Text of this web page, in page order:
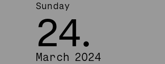
Sunday
24.
March 2024